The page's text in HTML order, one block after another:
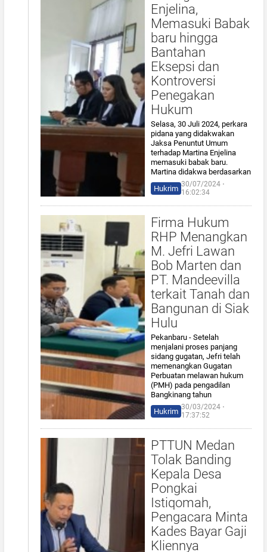
Enjelina,
Memasuki Babak
baru hingga
Bantahan
Eksepsi dan
Kontroversi
Penegakan
Hukum
Selasa, 30 Juli 2024, perkara
pidana yang didakwakan
Jaksa Penuntut Umum
terhadap Martina Enjelina
memasuki babak baru.
Martina didakwa berdasarkan
Hukrim 30/07/2024 ⋅
16:02:34
Firma Hukum
RHP Menangkan
M. Jefri Lawan
Bob Marten dan
PT. Mandeevilla
terkait Tanah dan
Bangunan di Siak
Hulu
Pekanbaru - Setelah
menjalani proses panjang
sidang gugatan, Jefri telah
memenangkan Gugatan
Perbuatan melawan hukum
(PMH) pada pengadilan
Bangkinang tahun
Hukrim 30/03/2024 ⋅
17:37:52
PTTUN Medan
Tolak Banding
Kepala Desa
Pongkai
Istiqomah,
Pengacara Minta
Kades Bayar Gaji
Kliennya